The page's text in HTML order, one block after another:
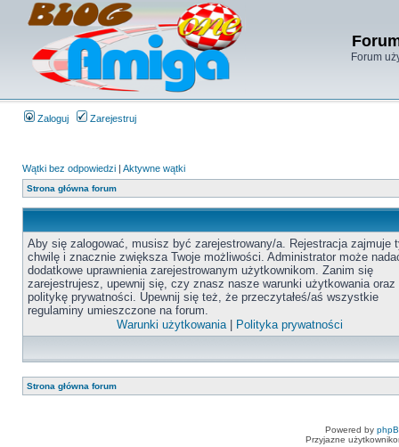
Forum
Zaloguj Zarejestruj
Wątki bez odpowiedzi | Aktywne wątki
Strona główna forum
Aby się zalogować, musisz być zarejestrowany/a. Rejestracja zajmuje
chwilę i znacznie zwiększa Twoje możliwości. Administrator może
dodatkowe uprawnienia zarejestrowanym użytkownikom. Zanim się
zarejestrujesz, upewnij się, czy znasz nasze warunki użytkowania oraz
politykę prywatności. Upewnij się też, że przeczytałeś/aś wszystkie
regulaminy umieszczone na forum.
Warunki użytkowania| Polityka prywatności
Strona główna forum
Powered by
Przyjazne